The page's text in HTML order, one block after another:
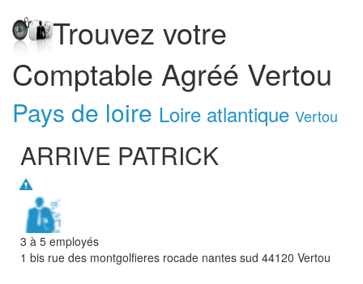
Trouvez votre
Comptable Agréé Vertou
Pays de loire Loire atlantique Vertou
ARRIVE PATRICK
3 à 5 employés
1 bis rue des montgolfieres rocade nantes sud 44120 Vertou